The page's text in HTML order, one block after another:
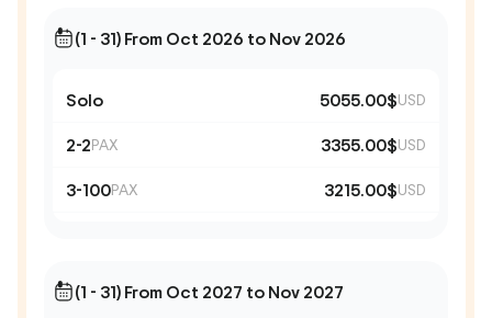
(1 - 31) From Oct 2026 to Nov 2026
Solo 5055.00$USD
2-2PAX 3355.00$USD
3-100PAX 3215.00$USD
(1 - 31) From Oct 2027 to Nov 2027